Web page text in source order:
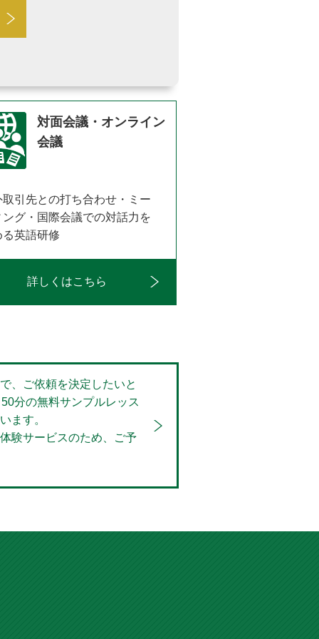
対面会議・オンライン
会議
取引先との打ち合わせ・ミー
ング・国際会議での対話力を
る英語研修
詳しくはこちら
、ご依頼を決定したいと
分の無料サンプルレッス
ます。
験サービスのため、ご予